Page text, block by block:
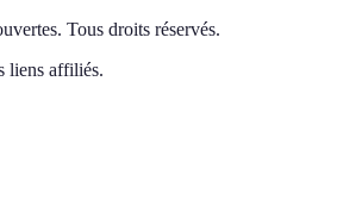
. Tous droits réservés.
liens affiliés.